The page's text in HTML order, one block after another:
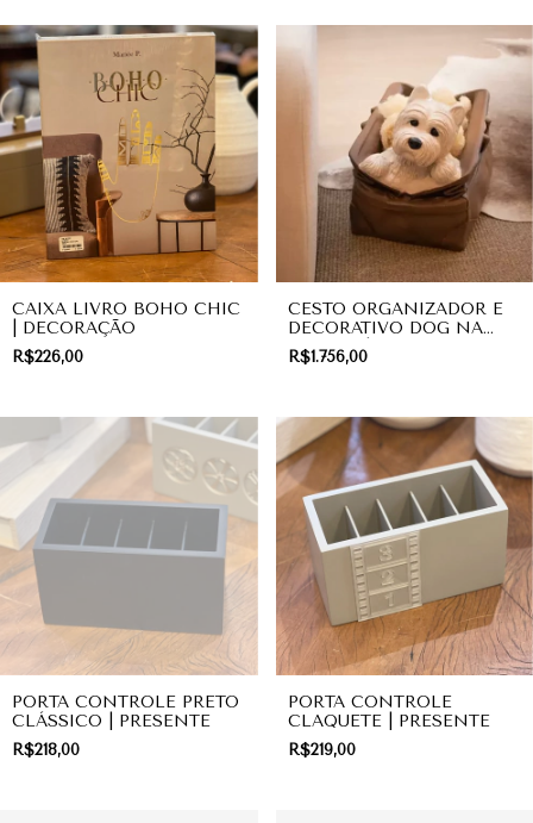
CAIXA LIVRO BOHO CHIC
| DECORAÇÃO
R$226,00
CESTO ORGANIZADOR E
DECORATIVO DOG NA
MALETA | ORGANIZAÇÃO
R$1.756,00
PORTA CONTROLE PRETO
CLÁSSICO | PRESENTE
R$218,00
PORTA CONTROLE
CLAQUETE | PRESENTE
R$219,00